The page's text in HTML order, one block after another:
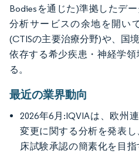
Bodiesを通じた)準拠したデ
分析サービスの余地を開い
(CTISの主要治療分野)や、国
依存する希少疾患・神経学
る。
最近の業界動向
2026年6月:IQVIAは、欧州
変更に関する分析を発表
床試験承認の簡素化を目